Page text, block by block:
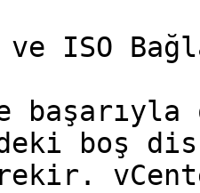
ISO
boş